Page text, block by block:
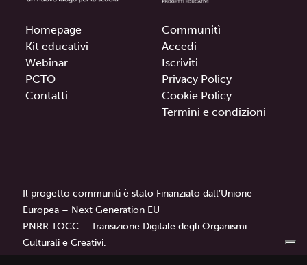
Homepage
Kit educativi
Webinar
PCTO
Contatti
Communitì
Accedi
Iscriviti
Privacy Policy
Cookie Policy
Termini e condizioni
Il progetto communitì è stato Finanziato dall’Unione
Europea – Next Generation EU
PNRR TOCC – Transizione Digitale degli Organismi
Culturali e Creativi.